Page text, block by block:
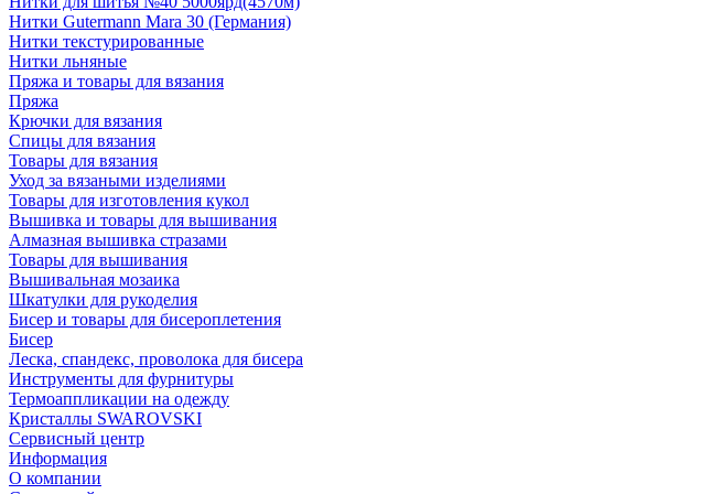
Нитки Gutermann Mara 30 (Германия)
Нитки текстурированные
Нитки льняные
Пряжа и товары для вязания
Пряжа
Крючки для вязания
Спицы для вязания
Товары для вязания
Уход за вязаными изделиями
Товары для изготовления кукол
Вышивка и товары для вышивания
Алмазная вышивка стразами
Товары для вышивания
Вышивальная мозаика
Шкатулки для рукоделия
Бисер и товары для бисероплетения
Бисер
Леска, спандекс, проволока для бисера
Инструменты для фурнитуры
Термоаппликации на одежду
Кристаллы SWAROVSKI
Сервисный центр
Информация
О компании